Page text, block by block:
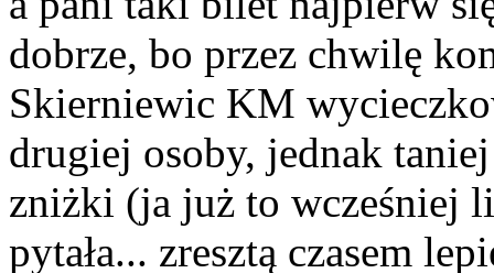
dobrze, bo przez chwilę
Skierniewic KM
drugiej osoby, jednak
zniżki (ja już to wcześniej
pytała... zresztą czasem